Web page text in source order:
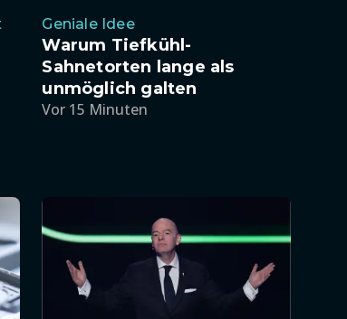
Geniale Idee
Warum Tiefkühl-
Sahnetorten lange als
unmöglich galten
Vor 15 Minuten